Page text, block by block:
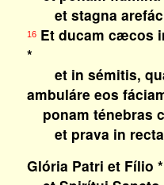
et stagna
16Et ducam cæcos
*
et in sémitis,
ambuláre eos
ponam ténebras
et prava in
Glória Patri et Fílio *